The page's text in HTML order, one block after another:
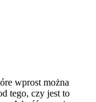
wprost można
tego, czy jest to